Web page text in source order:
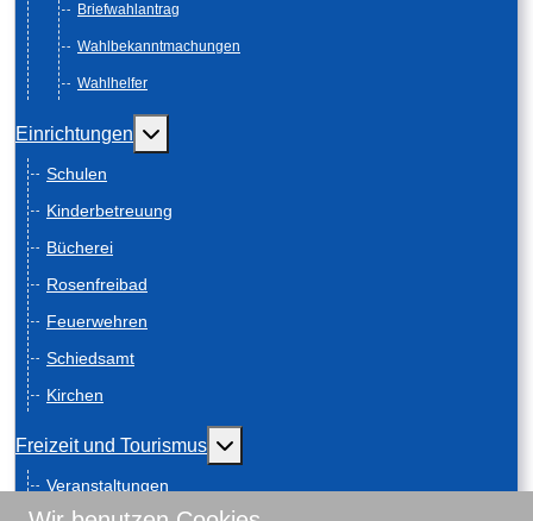
Briefwahlantrag
Wahlbekanntmachungen
Wahlhelfer
Einrichtungen Weitere Informationen: Einrichtungen
Schulen
Kinderbetreuung
Bücherei
Rosenfreibad
Feuerwehren
Schiedsamt
Kirchen
Freizeit und Tourismus Weitere Informationen: Freizeit und
Veranstaltungen